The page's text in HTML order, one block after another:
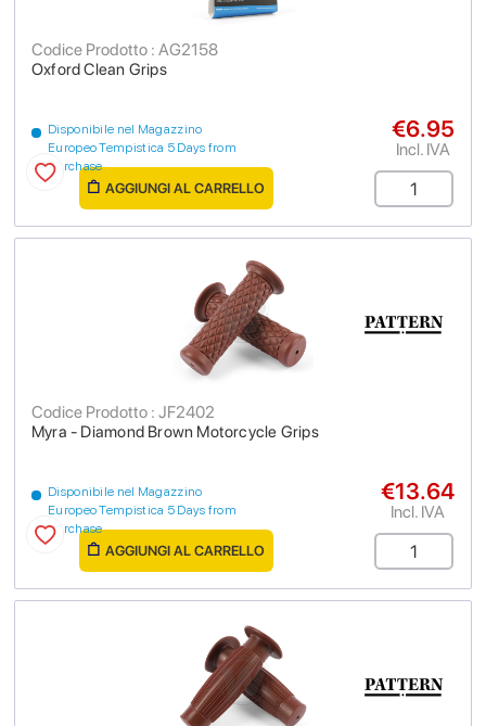
Oxford Clean Grips
Codice Prodotto : AG2158
Disponibile nel Magazzino
Europeo Tempistica 5 Days from
purchase
€6.95
Incl. IVA
AGGIUNGI AL CARRELLO
Myra - Diamond Brown Motorcycle Grips
Codice Prodotto : JF2402
Disponibile nel Magazzino
Europeo Tempistica 5 Days from
purchase
€13.64
Incl. IVA
AGGIUNGI AL CARRELLO